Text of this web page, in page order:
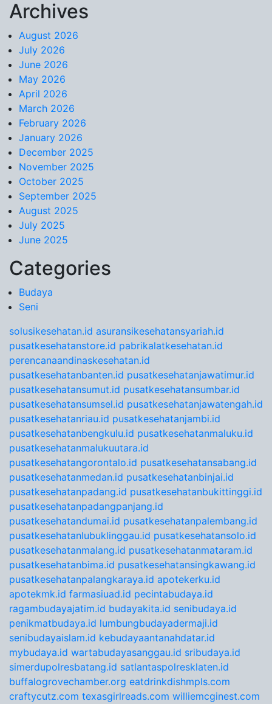
Skip to content
Archives
August 2026
July 2026
June 2026
May 2026
April 2026
March 2026
February 2026
January 2026
December 2025
November 2025
October 2025
September 2025
August 2025
July 2025
June 2025
Categories
Budaya
Seni
solusikesehatan.id asuransikesehatansyariah.id
pusatkesehatanstore.id pabrikalatkesehatan.id
perencanaandinaskesehatan.id
pusatkesehatanbanten.id pusatkesehatanjawatimur.id
pusatkesehatansumut.id pusatkesehatansumbar.id
pusatkesehatansumsel.id pusatkesehatanjawatengah.id
pusatkesehatanriau.id pusatkesehatanjambi.id
pusatkesehatanbengkulu.id pusatkesehatanmaluku.id
pusatkesehatanmalukuutara.id
pusatkesehatangorontalo.id pusatkesehatansabang.id
pusatkesehatanmedan.id pusatkesehatanbinjai.id
pusatkesehatanpadang.id pusatkesehatanbukittinggi.id
pusatkesehatanpadangpanjang.id
pusatkesehatandumai.id pusatkesehatanpalembang.id
pusatkesehatanlubuklinggau.id pusatkesehatansolo.id
pusatkesehatanmalang.id pusatkesehatanmataram.id
pusatkesehatanbima.id pusatkesehatansingkawang.id
pusatkesehatanpalangkaraya.id apotekerku.id
apotekmk.id farmasiuad.id pecintabudaya.id
ragambudayajatim.id budayakita.id senibudaya.id
penikmatbudaya.id lumbungbudayadermaji.id
senibudayaislam.id kebudayaantanahdatar.id
mybudaya.id wartabudayasanggau.id sribudaya.id
simerdupolresbatang.id satlantaspolresklaten.id
buffalogrovechamber.org eatdrinkdishmpls.com
craftycutz.com texasgirlreads.com williemcginest.com